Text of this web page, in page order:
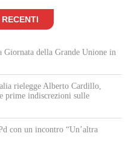
della Grande Unione in
rielegge Alberto Cardillo,
prime indiscrezioni sulle
con un incontro “Un’altra